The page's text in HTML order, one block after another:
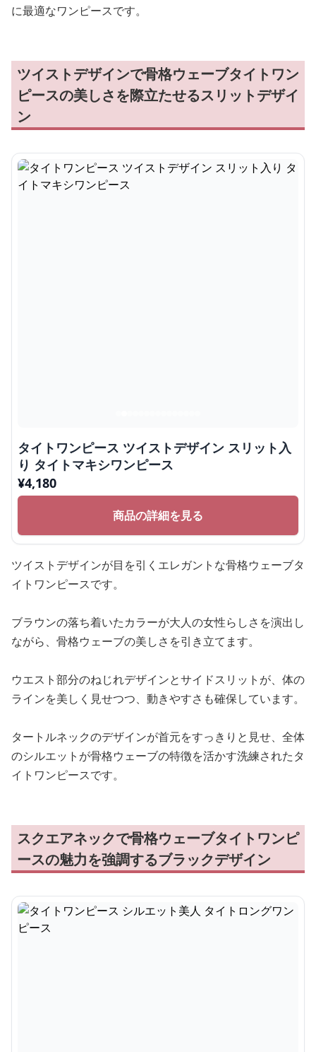
に最適なワンピースです。
ツイストデザインで骨格ウェーブタイトワン
ピースの美しさを際立たせるスリットデザイ
ン
タイトワンピース ツイストデザイン スリット入
り タイトマキシワンピース
¥4,180
商品の詳細を見る
ツイストデザインが目を引くエレガントな骨格ウェーブタ
イトワンピースです。
ブラウンの落ち着いたカラーが大人の女性らしさを演出し
ながら、骨格ウェーブの美しさを引き立てます。
ウエスト部分のねじれデザインとサイドスリットが、体の
ラインを美しく見せつつ、動きやすさも確保しています。
タートルネックのデザインが首元をすっきりと見せ、全体
のシルエットが骨格ウェーブの特徴を活かす洗練されたタ
イトワンピースです。
スクエアネックで骨格ウェーブタイトワンピ
ースの魅力を強調するブラックデザイン